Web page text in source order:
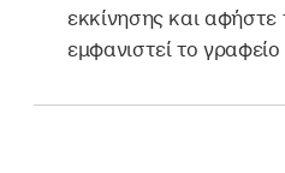
εκκίνησης και
εμφανιστεί το